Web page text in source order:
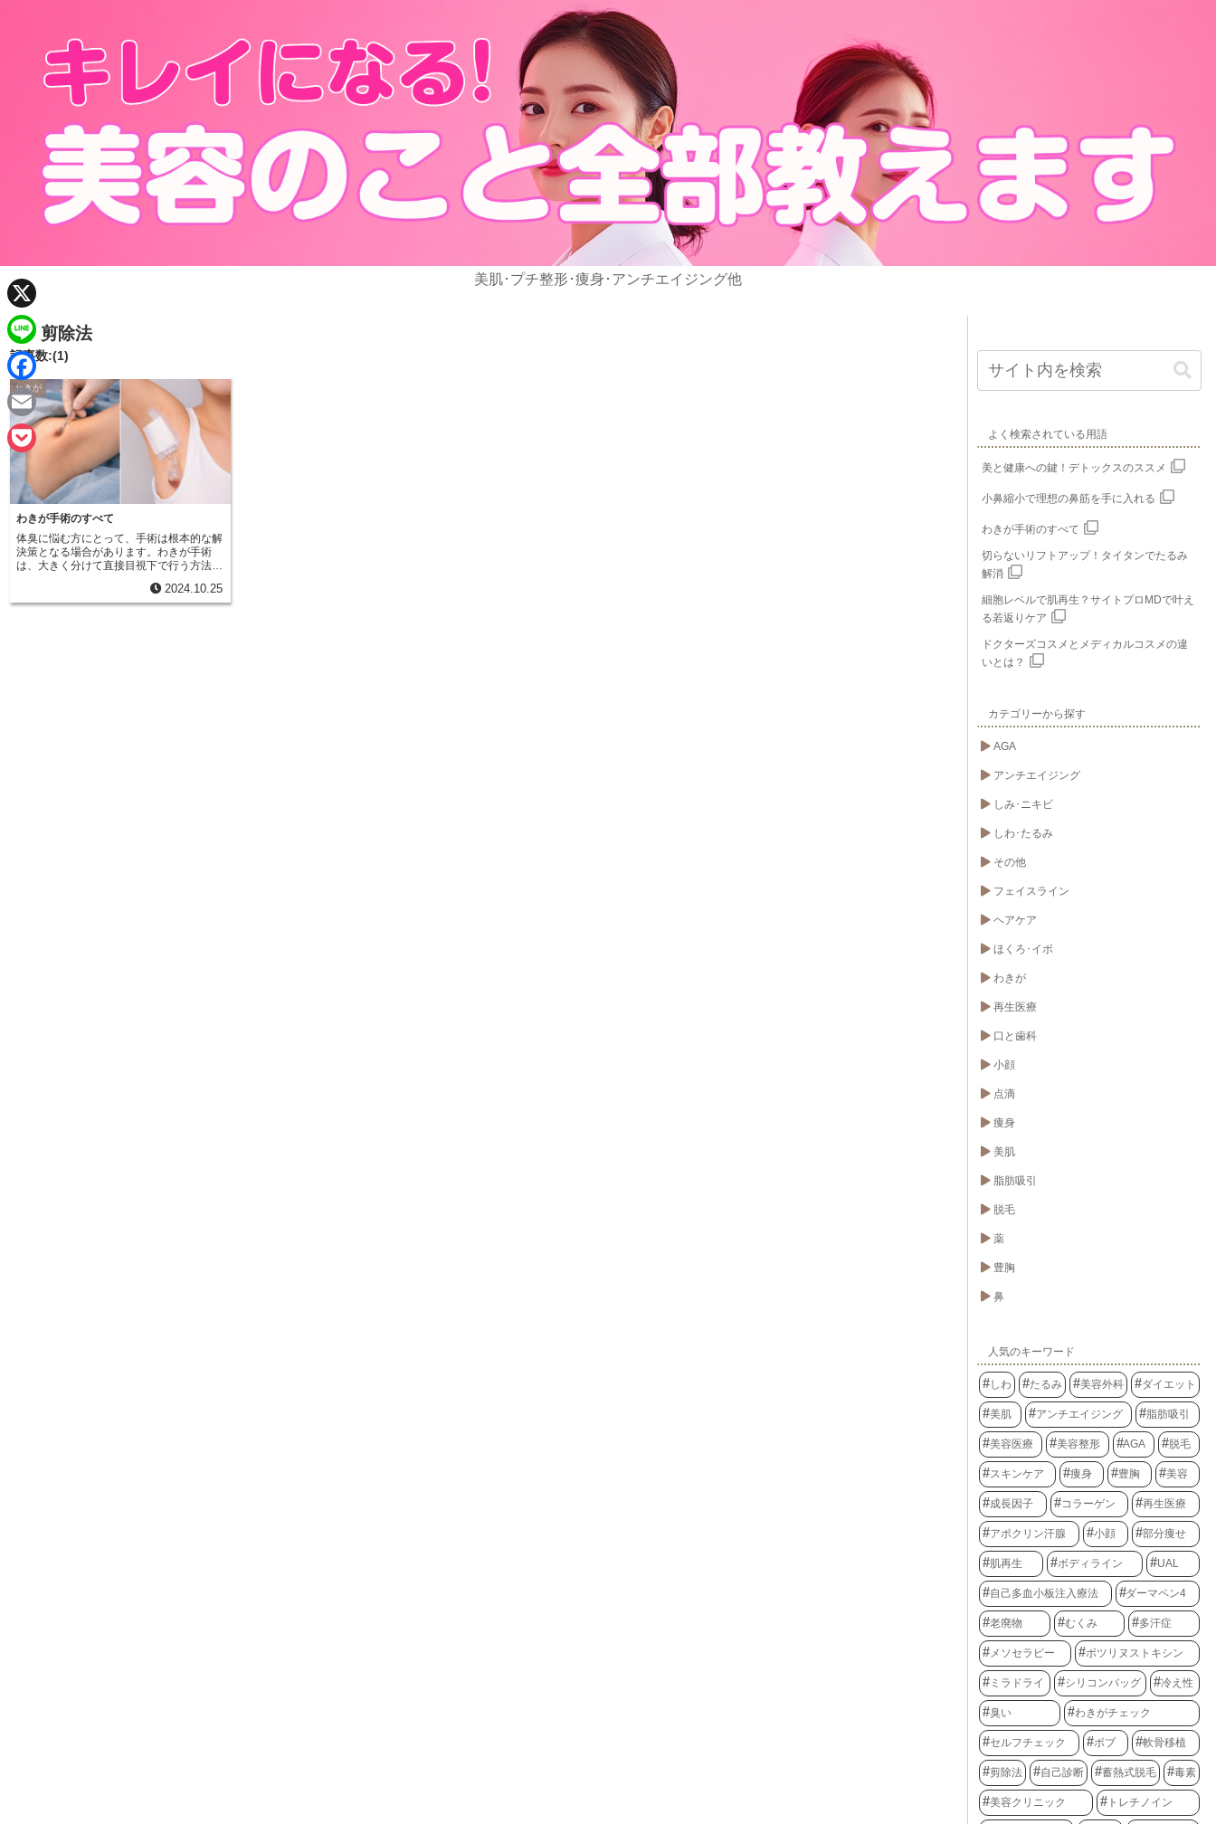
美肌･プチ整形･痩身･アンチエイジング他
剪除法
記事数:(1)
わきが
わきが手術のすべて
体臭に悩む方にとって、手術は根本的な解
決策となる場合があります。わきが手術
は、大きく分けて直接目視下で行う方法
二種類があります。まず、直接目視下で行
う方法は、一般的に剪除法と呼ばれ、多く
2024.10.25
よく検索されている用語
美と健康への鍵！デトックスのススメ
小鼻縮小で理想の鼻筋を手に入れる
わきが手術のすべて
切らないリフトアップ！タイタンでたるみ
解消
細胞レベルで肌再生？サイトプロMDで叶え
る若返りケア
ドクターズコスメとメディカルコスメの違
いとは？
カテゴリーから探す
AGA
アンチエイジング
しみ･ニキビ
しわ･たるみ
その他
フェイスライン
ヘアケア
ほくろ･イボ
わきが
再生医療
口と歯科
小顔
点滴
痩身
美肌
脂肪吸引
脱毛
薬
豊胸
鼻
人気のキーワード
しわ たるみ 美容外科 ダイエット
美肌 アンチエイジング 脂肪吸引
美容医療 美容整形 AGA 脱毛
スキンケア 痩身 豊胸 美容
成長因子 コラーゲン 再生医療
アポクリン汗腺 小顔 部分痩せ
肌再生 ボディライン UAL
自己多血小板注入療法 ダーマペン4
老廃物 むくみ 多汗症
メソセラピー ボツリヌストキシン
ミラドライ シリコンバッグ 冷え性
臭い わきがチェック
セルフチェック ボブ 軟骨移植
剪除法 自己診断 蓄熱式脱毛 毒素
美容クリニック トレチノイン
X
L
n
e
F
a
c
e
E
m
P